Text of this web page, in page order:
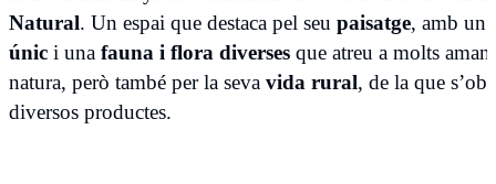
Natural. Un espai que destaca pel seu paisatge, amb un
únic i una fauna i flora diverses que atreu a molts
natura, però també per la seva vida rural, de la que
diversos productes.